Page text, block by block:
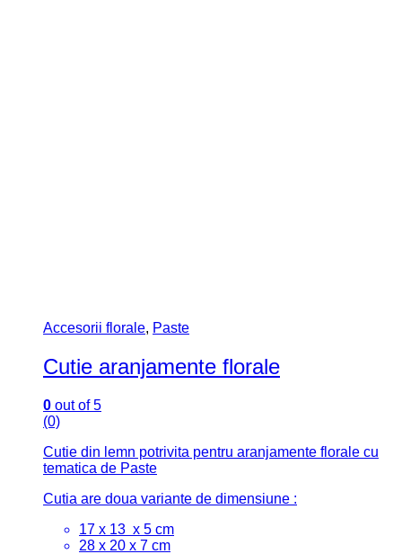
Accesorii florale, Paste
Cutie aranjamente florale
0 out of 5
(0)
Cutie din lemn potrivita pentru aranjamente florale cu
tematica de Paste
Cutia are doua variante de dimensiune :
17 x 13 x 5 cm
28 x 20 x 7 cm